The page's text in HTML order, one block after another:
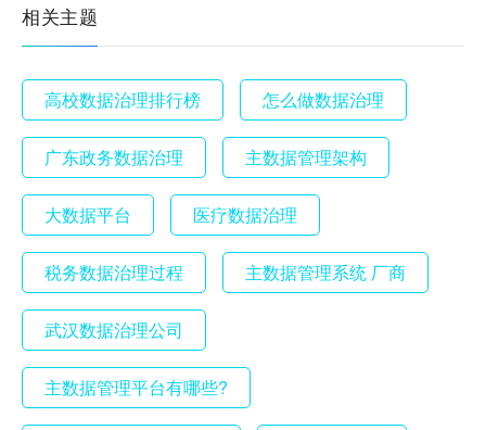
相关主题
高校数据治理排行榜 怎么做数据治理
广东政务数据治理 主数据管理架构
大数据平台 医疗数据治理
税务数据治理过程 主数据管理系统 厂商
武汉数据治理公司
主数据管理平台有哪些?